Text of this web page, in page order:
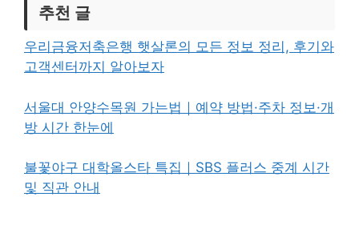
추천 글
우리금융저축은행 햇살론의 모든 정보 정리, 후기와
고객센터까지 알아보자
서울대 안양수목원 가는법｜예약 방법·주차 정보·개
방 시간 한눈에
불꽃야구 대학올스타 특집｜SBS 플러스 중계 시간
및 직관 안내